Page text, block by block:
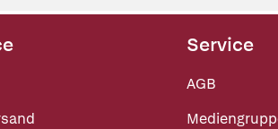
Service
AGB